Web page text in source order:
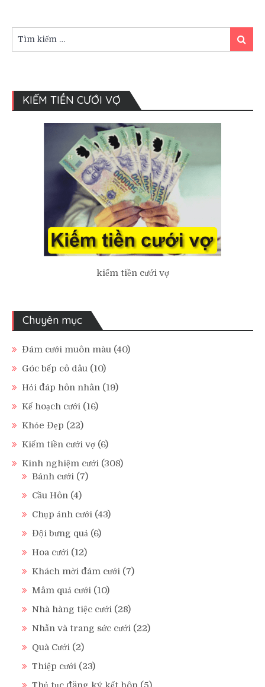
kiếm:
Tìm
kiếm
KIẾM TIỀN CƯỚI VỢ
kiếm tiền cưới vợ
Chuyên mục
Đám cưới muôn màu (40)
Góc bếp cô dâu (10)
Hỏi đáp hôn nhân (19)
Kế hoạch cưới (16)
Khỏe Đẹp (22)
Kiếm tiền cưới vợ (6)
Kinh nghiệm cưới (308)
Bánh cưới (7)
Cầu Hôn (4)
Chụp ảnh cưới (43)
Đội bưng quả (6)
Hoa cưới (12)
Khách mời đám cưới (7)
Mâm quả cưới (10)
Nhà hàng tiệc cưới (28)
Nhẫn và trang sức cưới (22)
Quà Cưới (2)
Thiệp cưới (23)